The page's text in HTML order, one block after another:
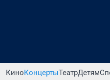
КиноКонцертыТеатрДетям